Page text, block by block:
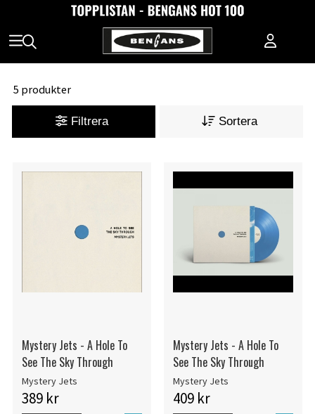
5 produkter
Filtrera Sortera
Mystery Jets - A Hole To
See The Sky Through
Mystery Jets
389 kr
Mystery Jets - A Hole To
See The Sky Through
Mystery Jets
409 kr